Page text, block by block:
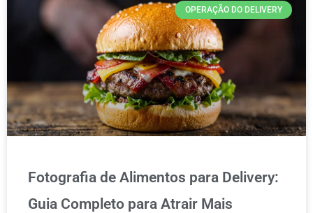
OPERAÇÃO DO DELIVERY
Fotografia de Alimentos para Delivery:
Guia Completo para Atrair Mais